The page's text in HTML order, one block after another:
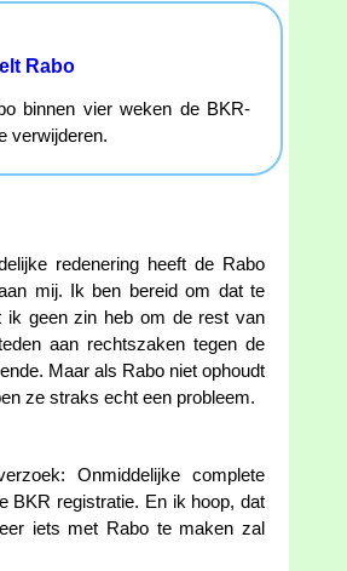
Rabo
binnen vier weken de BKR-
verwijderen.
redenering heeft de Rabo
mij. Ik ben bereid om dat te
ik geen zin heb om de rest van
aan rechtszaken tegen de
Maar als Rabo niet ophoudt
ze straks echt een probleem.
Onmiddelijke complete
BKR registratie. En ik hoop, dat
iets met Rabo te maken zal